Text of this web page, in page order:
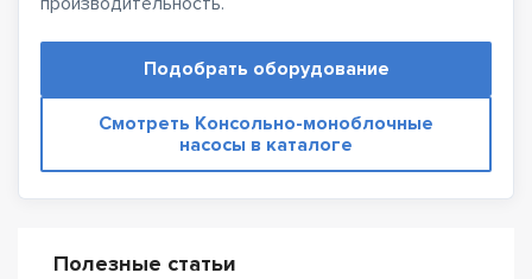
Подобрать оборудование
Смотреть Консольно-моноблочные
насосы в каталоге
Полезные статьи